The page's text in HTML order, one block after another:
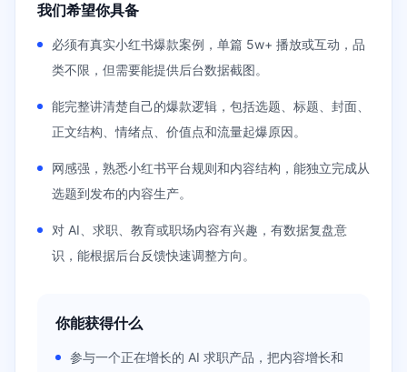
我们希望你具备
必须有真实小红书爆款案例，单篇 5w+ 播放或互动，品
类不限，但需要能提供后台数据截图。
能完整讲清楚自己的爆款逻辑，包括选题、标题、封面、
正文结构、情绪点、价值点和流量起爆原因。
网感强，熟悉小红书平台规则和内容结构，能独立完成从
选题到发布的内容生产。
对 AI、求职、教育或职场内容有兴趣，有数据复盘意
识，能根据后台反馈快速调整方向。
你能获得什么
参与一个正在增长的 AI 求职产品，把内容增长和